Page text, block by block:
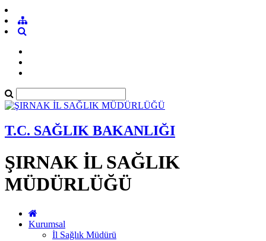
T.C. SAĞLIK BAKANLIĞI
ŞIRNAK İL SAĞLIK
MÜDÜRLÜĞÜ
Kurumsal
İl Sağlık Müdürü